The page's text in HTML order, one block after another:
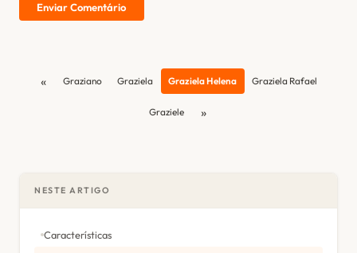
Enviar Comentário
« Graziano Graziela Graziela Helena Graziela Rafael
Graziele »
NESTE ARTIGO
Características